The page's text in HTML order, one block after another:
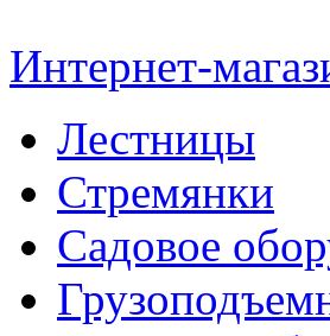
Интернет-
Лестницы
Стремянки
Садовое